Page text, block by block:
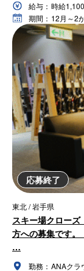
給与： 時給
期間： 12月～2
応募終了
東北 / 岩手県
スキー場クロー
方への募集です。
…
勤務： ANAクラ